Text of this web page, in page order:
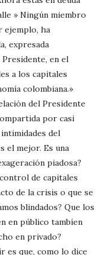
» Ningún miembro
ejemplo, ha
expresada
en el
a los capitales
colombiana.»
del Presidente
por casi
del
el mejor. Es una
piadosa?
de capitales
de la crisis o que se
blindados? Que los
en público tambíen
en privado?
es que, como lo dice